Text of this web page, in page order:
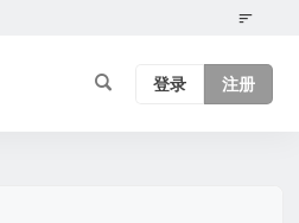
登录 注册